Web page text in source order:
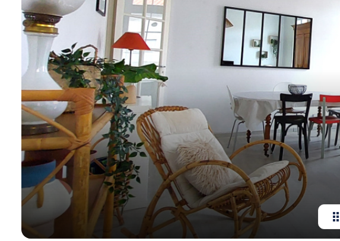
CONTACT